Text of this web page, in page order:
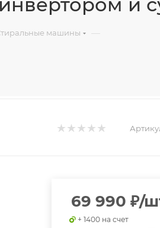
машины —
69 990 ₽/
+ 1400 на счет